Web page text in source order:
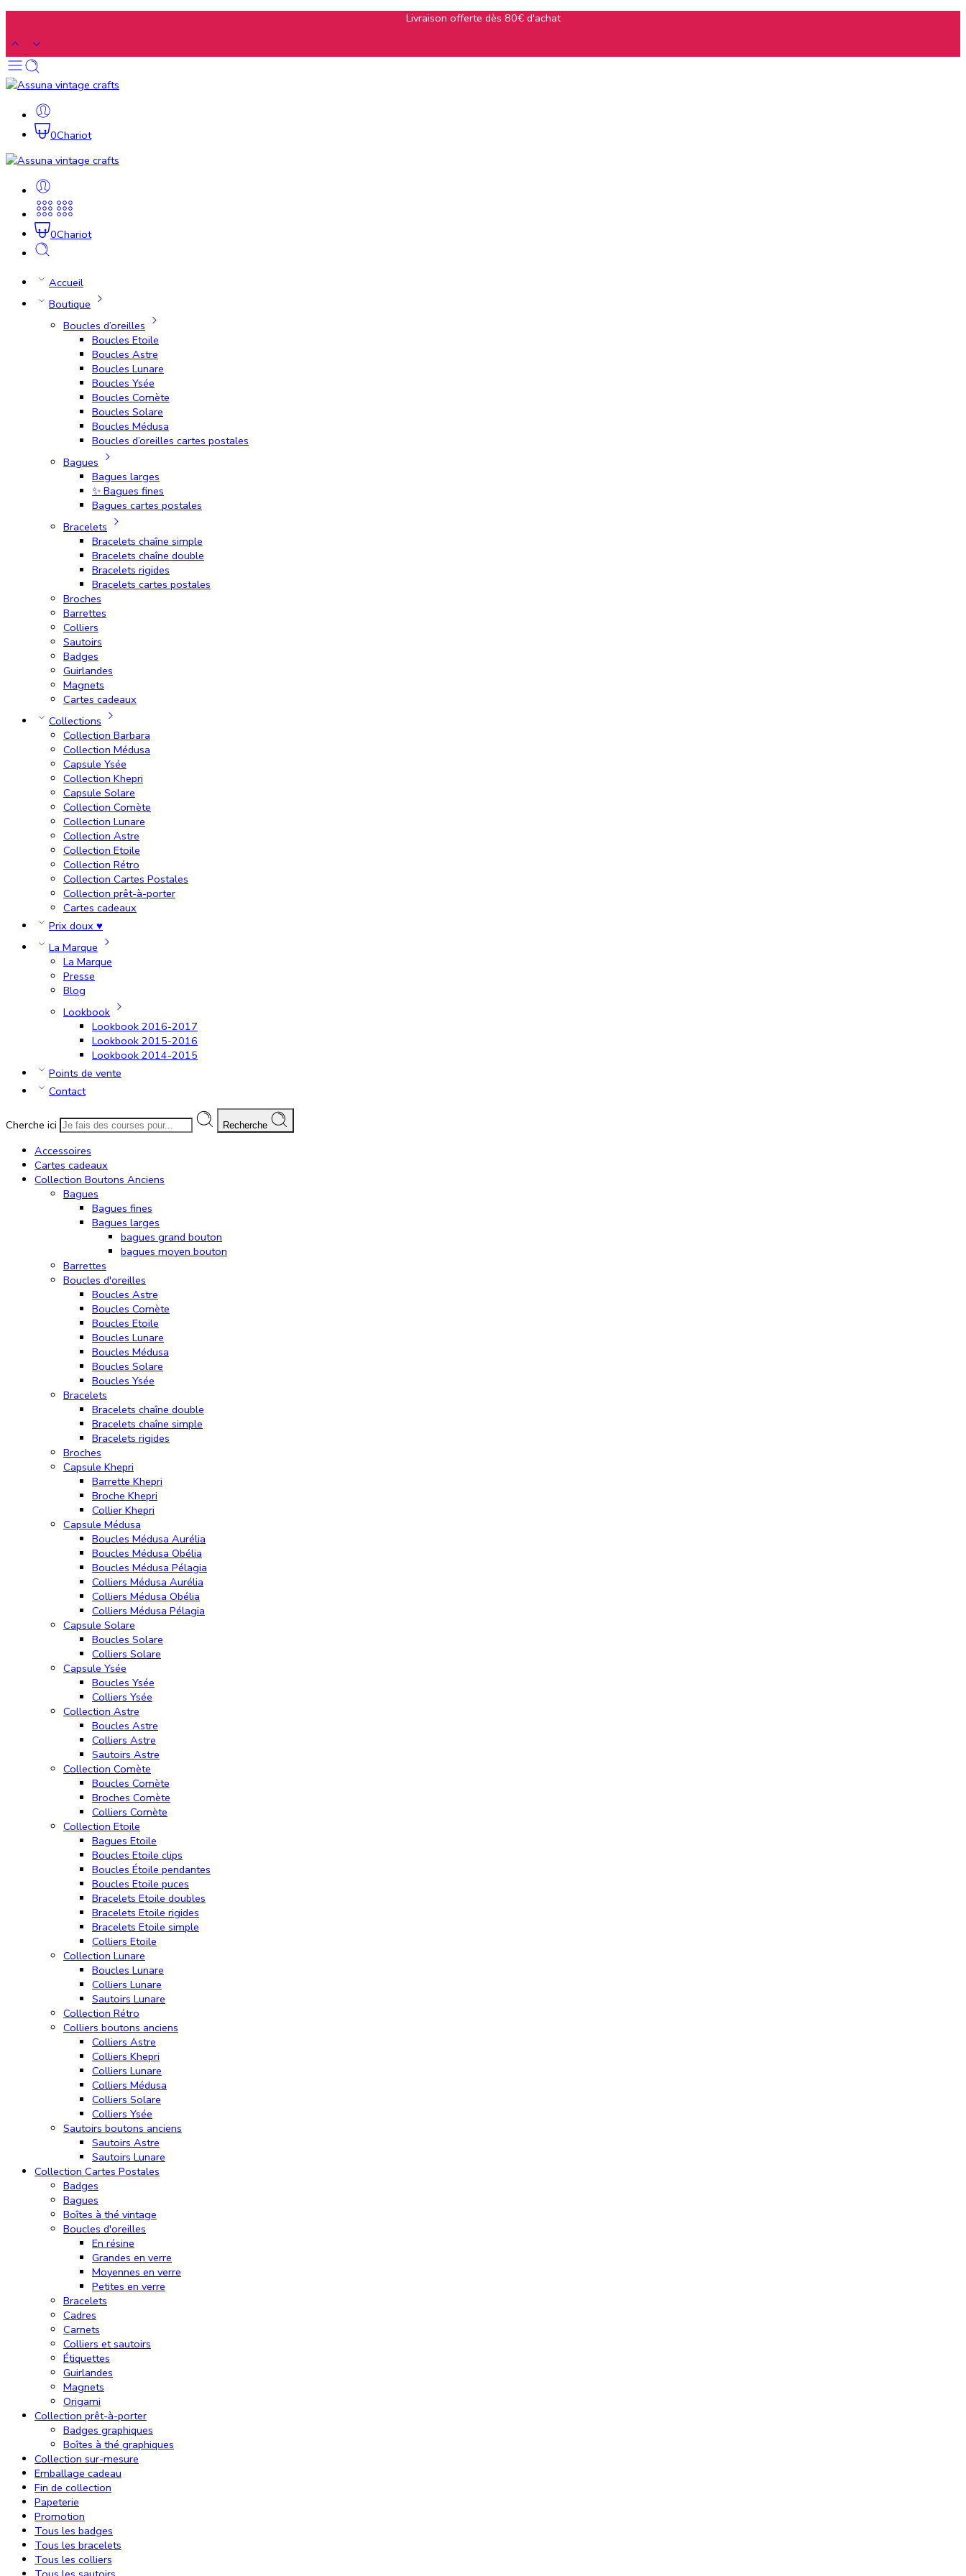
Livraison offerte dès 80€ d'achat
0Chariot
0Chariot
Accueil
Boutique
Boucles d’oreilles
Boucles Etoile
Boucles Astre
Boucles Lunare
Boucles Ysée
Boucles Comète
Boucles Solare
Boucles Médusa
Boucles d’oreilles cartes postales
Bagues
Bagues larges
✨ Bagues fines
Bagues cartes postales
Bracelets
Bracelets chaîne simple
Bracelets chaîne double
Bracelets rigides
Bracelets cartes postales
Broches
Barrettes
Colliers
Sautoirs
Badges
Guirlandes
Magnets
Cartes cadeaux
Collections
Collection Barbara
Collection Médusa
Capsule Ysée
Collection Khepri
Capsule Solare
Collection Comète
Collection Lunare
Collection Astre
Collection Etoile
Collection Rétro
Collection Cartes Postales
Collection prêt-à-porter
Cartes cadeaux
Prix doux ♥
La Marque
La Marque
Presse
Blog
Lookbook
Lookbook 2016-2017
Lookbook 2015-2016
Lookbook 2014-2015
Points de vente
Contact
Cherche ici Recherche
Accessoires
Cartes cadeaux
Collection Boutons Anciens
Bagues
Bagues fines
Bagues larges
bagues grand bouton
bagues moyen bouton
Barrettes
Boucles d'oreilles
Boucles Astre
Boucles Comète
Boucles Etoile
Boucles Lunare
Boucles Médusa
Boucles Solare
Boucles Ysée
Bracelets
Bracelets chaîne double
Bracelets chaîne simple
Bracelets rigides
Broches
Capsule Khepri
Barrette Khepri
Broche Khepri
Collier Khepri
Capsule Médusa
Boucles Médusa Aurélia
Boucles Médusa Obélia
Boucles Médusa Pélagia
Colliers Médusa Aurélia
Colliers Médusa Obélia
Colliers Médusa Pélagia
Capsule Solare
Boucles Solare
Colliers Solare
Capsule Ysée
Boucles Ysée
Colliers Ysée
Collection Astre
Boucles Astre
Colliers Astre
Sautoirs Astre
Collection Comète
Boucles Comète
Broches Comète
Colliers Comète
Collection Etoile
Bagues Etoile
Boucles Etoile clips
Boucles Étoile pendantes
Boucles Etoile puces
Bracelets Etoile doubles
Bracelets Etoile rigides
Bracelets Etoile simple
Colliers Etoile
Collection Lunare
Boucles Lunare
Colliers Lunare
Sautoirs Lunare
Collection Rétro
Colliers boutons anciens
Colliers Astre
Colliers Khepri
Colliers Lunare
Colliers Médusa
Colliers Solare
Colliers Ysée
Sautoirs boutons anciens
Sautoirs Astre
Sautoirs Lunare
Collection Cartes Postales
Badges
Bagues
Boîtes à thé vintage
Boucles d'oreilles
En résine
Grandes en verre
Moyennes en verre
Petites en verre
Bracelets
Cadres
Carnets
Colliers et sautoirs
Étiquettes
Guirlandes
Magnets
Origami
Collection prêt-à-porter
Badges graphiques
Boîtes à thé graphiques
Collection sur-mesure
Emballage cadeau
Fin de collection
Papeterie
Promotion
Tous les badges
Tous les bracelets
Tous les colliers